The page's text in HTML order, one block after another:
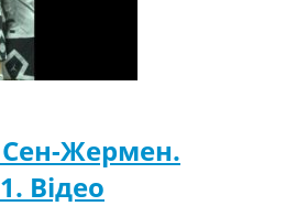
Сен-Жермен.
Відео